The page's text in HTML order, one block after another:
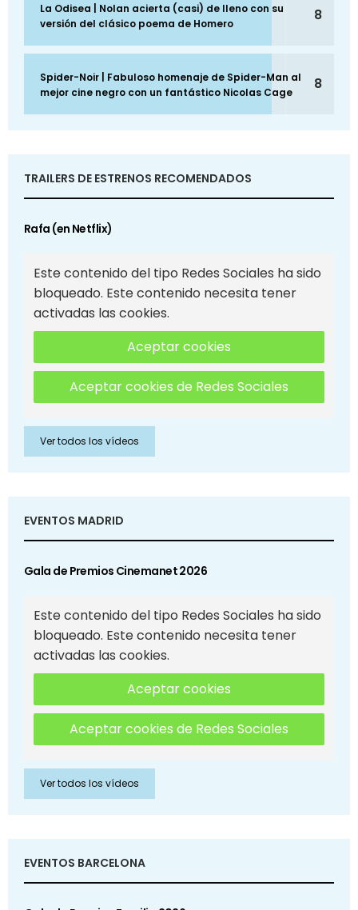
La Odisea | Nolan acierta (casi) de lleno con su
versión del clásico poema de Homero
8
Spider-Noir | Fabuloso homenaje de Spider-Man al
mejor cine negro con un fantástico Nicolas Cage
8
TRAILERS DE ESTRENOS RECOMENDADOS
Rafa (en Netflix)
Este contenido del tipo Redes Sociales ha sido
bloqueado. Este contenido necesita tener
activadas las cookies.
Aceptar cookies
Aceptar cookies de Redes Sociales
Ver todos los vídeos
EVENTOS MADRID
Gala de Premios Cinemanet 2026
Este contenido del tipo Redes Sociales ha sido
bloqueado. Este contenido necesita tener
activadas las cookies.
Aceptar cookies
Aceptar cookies de Redes Sociales
Ver todos los vídeos
EVENTOS BARCELONA